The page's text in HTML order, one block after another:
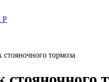
Р
стояночного тормоза